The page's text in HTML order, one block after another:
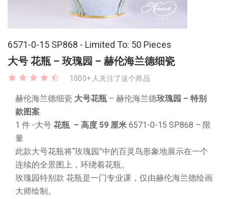
6571-0-15 SP868 - Limited To: 50 Pieces
大号 花瓶 – 玫瑰园 – 赫伦海兰德细瓷
1000+ 人关注了这个商品
赫伦海兰德细瓷 大号花瓶 – 赫伦海兰德玫瑰园 – 特别
款图案.
1 件 -大号 花瓶 – 高度 59 厘米 6571-0-15 SP868 – 限
量
此款大号花瓶将“玫瑰园”中的百灵鸟形象地展示在一个
连续的全景图上，环绕着花瓶。
玫瑰园特别款 花瓶是一门专业课，仅由赫伦海兰德绘画
大师绘制。